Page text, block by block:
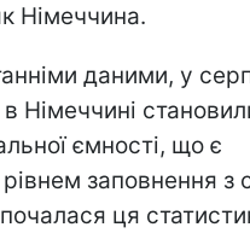
Німеччина.
даними, у
в Німеччині
ємності, що є
заповнення з
ця